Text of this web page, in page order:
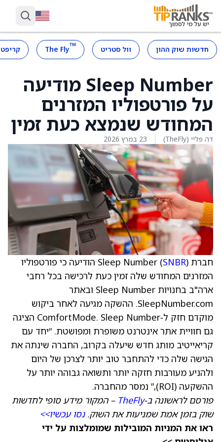
חדשות שוק ההון וול סטריט ™
The Fly
Sleep Number מודיעה
על פורטפוליו המזרנים
המחודש שנמצא כעת זמין
דה פליי (TheFly) 23 במרץ 2026
חברת Sleep Number ( SNBR
) הודיעה כי פורטפוליו
המזרנים המחודש שלה זמין כעת לרכישה בכל רחבי
ארה"ב בחנויות Sleep Number ובאתר
SleepNumber.com. ההשקה מגיעה לאחר ביקוש
מוקדם חזק ל‑ComfortMode. Sleep Number הציגה
גם חוויית אתר אינטרנט משופרת ומפושטת. “יחד עם
קריאייטיב מותג חדש שיעלה בקרוב, החברה שינתה את
הגישה שלה כדי להתחבר טוב יותר לצרכן של היום
ולהניע מעורבות חזקה יותר ותשואה גבוהה יותר על
ההשקעה (ROI),” נמסר מהחברה.
פורסם לראשונה ב‑TheFly – המקור מידע סופי לחדשות
שוק בזמן אמת שמניעות את השוק.נסו עכשיו>>
ראו את המניות המובילות שמומלצות על ידי